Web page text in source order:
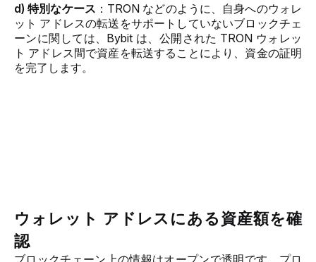
d) 特別なケース ：TRON などのように、自身へのウォレ
ット アドレスの転送をサポートしていないブロックチェ
ーンに関しては、Bybit は、公開された TRON ウォレッ
ト アドレス間で資産を転送することにより、資金の証明
を完了します。
ウォレット アドレスにある資産額を確
認
ブロックチェーン上の情報はオープンで透明です。プロ